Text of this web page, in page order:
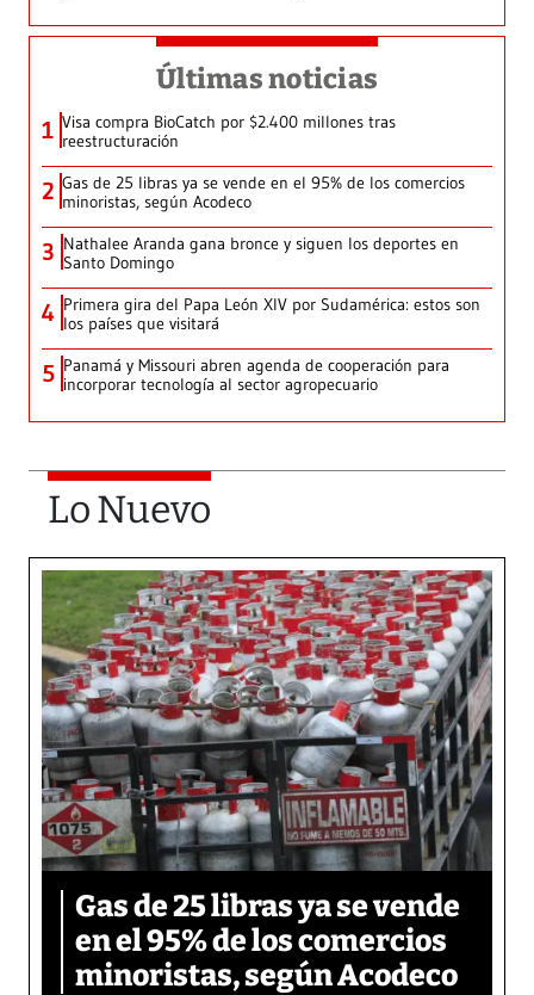
Últimas noticias
1 Visa compra BioCatch por $2.400 millones tras
reestructuración
2 Gas de 25 libras ya se vende en el 95% de los comercios
minoristas, según Acodeco
3 Nathalee Aranda gana bronce y siguen los deportes en
Santo Domingo
4 Primera gira del Papa León XIV por Sudamérica: estos son
los países que visitará
5 Panamá y Missouri abren agenda de cooperación para
incorporar tecnología al sector agropecuario
Lo Nuevo
Gas de 25 libras ya se vende
en el 95% de los comercios
minoristas, según Acodeco